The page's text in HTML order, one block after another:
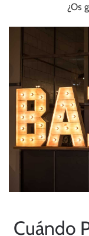
¿Os
Cuándo